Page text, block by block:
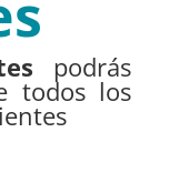
podrás
todos los